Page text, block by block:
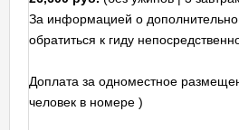
За информацией о
обратиться к гиду
Доплата за одноместное
человек в номере )